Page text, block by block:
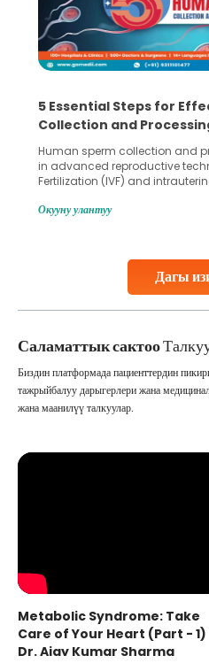
Дагы
5 Essential Steps for
Collection and
Human sperm collection and
in advanced reproductive
Fertilization (IVF) and
challenges and help couples
collected, they process the
Окууну улантуу
Саламаттык сактоо
Биздин платформада пациенттердин
тажрыйбалуу дарыгерлери жана
жана маанилүү талкуулар.
Metabolic Syndrome: Take
Care of Your Heart (Part - 1)
Dr. Ajay Kumar Sharma